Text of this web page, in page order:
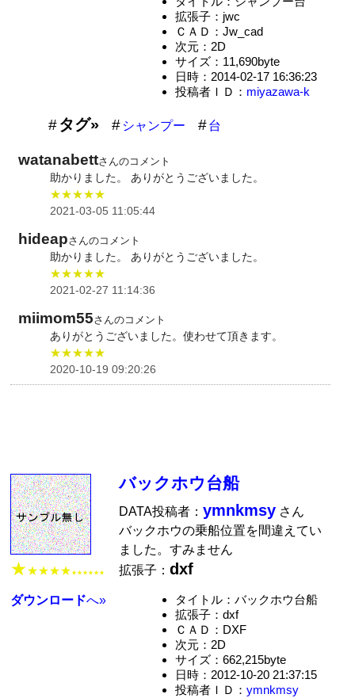
拡張子：jwc
ＣＡＤ：Jw_cad
次元：2D
サイズ：11,690byte
日時：2014-02-17 16:36:23
投稿者ＩＤ： miyazawa-k
タグ» シャンプー 台
watanabettさんのコメント
助かりました。 ありがとうございました。
★★★★★
2021-03-05 11:05:44
hideapさんのコメント
助かりました。 ありがとうございました。
★★★★★
2021-02-27 11:14:36
miimom55さんのコメント
ありがとうございました。使わせて頂きます。
★★★★★
2020-10-19 09:20:26
★★★★★ ★★★★★★
ダウンロードへ»
バックホウ台船
DATA投稿者：ymnkmsy さん
バックホウの乗船位置を間違えてい
ました。すみません
拡張子：dxf
タイトル：バックホウ台船
拡張子：dxf
ＣＡＤ：DXF
次元：2D
サイズ：662,215byte
日時：2012-10-20 21:37:15
投稿者ＩＤ： ymnkmsy